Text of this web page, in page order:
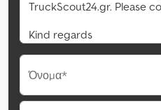
Όνομα*